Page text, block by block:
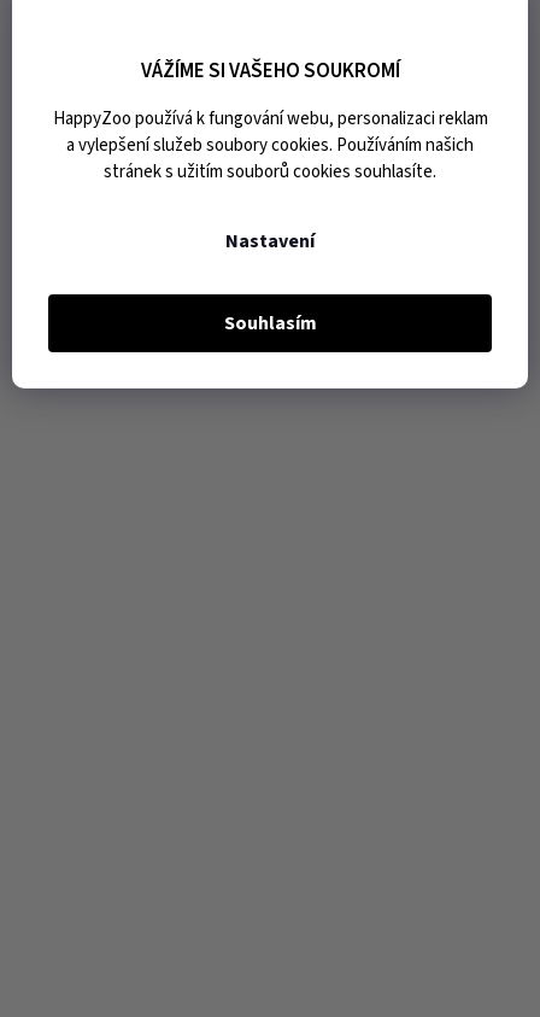
VÁŽÍME SI VAŠEHO SOUKROMÍ
HappyZoo používá k fungování webu, personalizaci reklam
a vylepšení služeb soubory cookies. Používáním našich
stránek s užitím souborů cookies souhlasíte.
Nastavení
Souhlasím